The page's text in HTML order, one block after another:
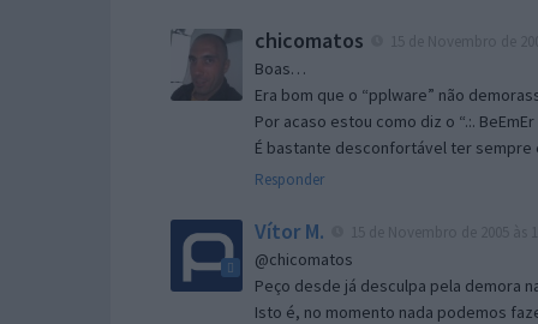
chicomatos
Boas…
Era bom que o “pplware” não
Por acaso estou como diz o “.:.
É bastante desconfortável ter sempre
Responder
Vítor M.
@chicomatos
Peço desde já desculpa pela demora
Isto é, no momento nada podemos